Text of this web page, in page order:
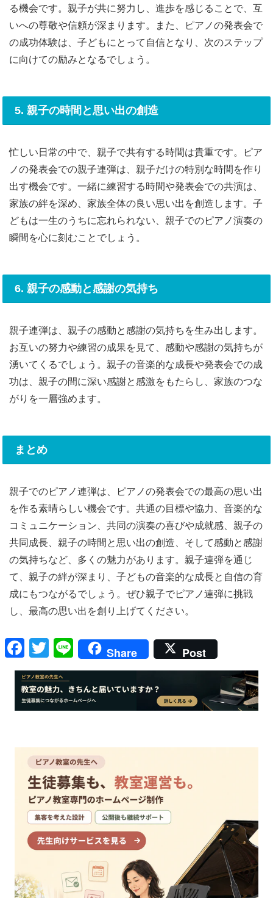
る機会です。親子が共に努力し、進歩を感じることで、互
いへの尊敬や信頼が深まります。また、ピアノの発表会で
の成功体験は、子どもにとって自信となり、次のステップ
に向けての励みとなるでしょう。
5. 親子の時間と思い出の創造
忙しい日常の中で、親子で共有する時間は貴重です。ピア
ノの発表会での親子連弾は、親子だけの特別な時間を作り
出す機会です。一緒に練習する時間や発表会での共演は、
家族の絆を深め、家族全体の良い思い出を創造します。子
どもは一生のうちに忘れられない、親子でのピアノ演奏の
瞬間を心に刻むことでしょう。
6. 親子の感動と感謝の気持ち
親子連弾は、親子の感動と感謝の気持ちを生み出します。
お互いの努力や練習の成果を見て、感動や感謝の気持ちが
湧いてくるでしょう。親子の音楽的な成長や発表会での成
功は、親子の間に深い感謝と感激をもたらし、家族のつな
がりを一層強めます。
まとめ
親子でのピアノ連弾は、ピアノの発表会での最高の思い出
を作る素晴らしい機会です。共通の目標や協力、音楽的な
コミュニケーション、共同の演奏の喜びや成就感、親子の
共同成長、親子の時間と思い出の創造、そして感動と感謝
の気持ちなど、多くの魅力があります。親子連弾を通じ
て、親子の絆が深まり、子どもの音楽的な成長と自信の育
成にもつながるでしょう。ぜひ親子でピアノ連弾に挑戦
し、最高の思い出を創り上げてください。
F
a
c
e
o
o
k
T
wi
tt
er
Li
n
e
Share Post